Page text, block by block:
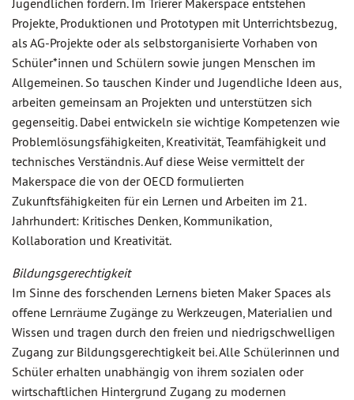
Jugendlichen fördern. Im Trierer Makerspace entstehen
Projekte, Produktionen und Prototypen mit Unterrichtsbezug,
als AG-Projekte oder als selbstorganisierte Vorhaben von
Schüler*innen und Schülern sowie jungen Menschen im
Allgemeinen. So tauschen Kinder und Jugendliche Ideen aus,
arbeiten gemeinsam an Projekten und unterstützen sich
gegenseitig. Dabei entwickeln sie wichtige Kompetenzen wie
Problemlösungsfähigkeiten, Kreativität, Teamfähigkeit und
technisches Verständnis. Auf diese Weise vermittelt der
Makerspace die von der OECD formulierten
Zukunftsfähigkeiten für ein Lernen und Arbeiten im 21.
Jahrhundert: Kritisches Denken, Kommunikation,
Kollaboration und Kreativität.
Bildungsgerechtigkeit
Im Sinne des forschenden Lernens bieten Maker Spaces als
offene Lernräume Zugänge zu Werkzeugen, Materialien und
Wissen und tragen durch den freien und niedrigschwelligen
Zugang zur Bildungsgerechtigkeit bei. Alle Schülerinnen und
Schüler erhalten unabhängig von ihrem sozialen oder
wirtschaftlichen Hintergrund Zugang zu modernen